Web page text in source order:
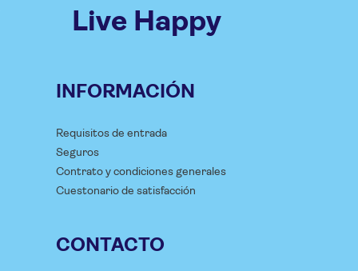
Live Happy
INFORMACIÓN
Requisitos de entrada
Seguros
Contrato y condiciones generales
Cuestonario de satisfacción
CONTACTO